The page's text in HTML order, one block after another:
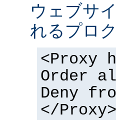
ウェブサ
れるプロ
<Proxy
Order
Deny
</Proxy>